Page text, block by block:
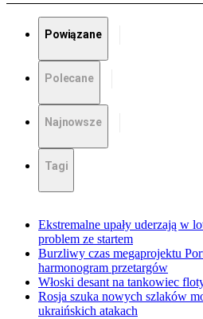
Powiązane
Polecane
Najnowsze
Tagi
Ekstremalne upały uderzają w
problem ze startem
Burzliwy czas megaprojektu
harmonogram przetargów
Włoski desant na tankowiec
Rosja szuka nowych szlaków
ukraińskich atakach